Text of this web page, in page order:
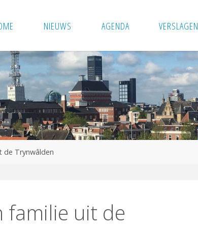
NIEUWS AGENDA VERSLAGEN
de Trynwâlden
familie uit de